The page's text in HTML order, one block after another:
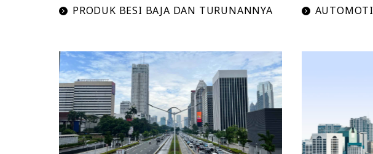
PRODUK BESI BAJA DAN TURUNANNYA